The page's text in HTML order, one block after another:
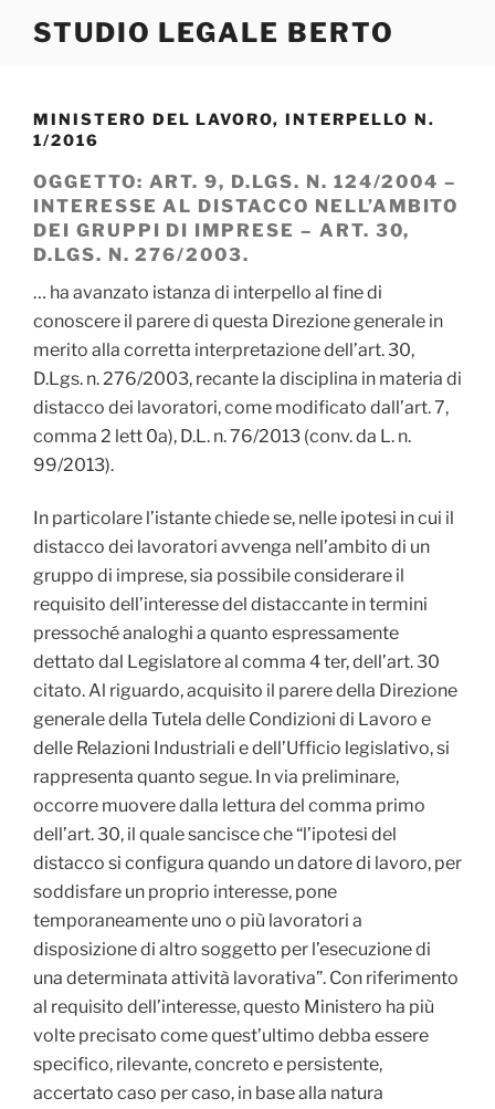
STUDIO LEGALE BERTO
MINISTERO DEL LAVORO, INTERPELLO N.
1/2016
OGGETTO: ART. 9, D.LGS. N. 124/2004 –
INTERESSE AL DISTACCO NELL’AMBITO
DEI GRUPPI DI IMPRESE – ART. 30,
D.LGS. N. 276/2003.
… ha avanzato istanza di interpello al fine di
conoscere il parere di questa Direzione generale in
merito alla corretta interpretazione dell’art. 30,
D.Lgs. n. 276/2003, recante la disciplina in materia di
distacco dei lavoratori, come modificato dall’art. 7,
comma 2 lett 0a), D.L. n. 76/2013 (conv. da L. n.
99/2013).
In particolare l’istante chiede se, nelle ipotesi in cui il
distacco dei lavoratori avvenga nell’ambito di un
gruppo di imprese, sia possibile considerare il
requisito dell’interesse del distaccante in termini
pressoché analoghi a quanto espressamente
dettato dal Legislatore al comma 4 ter, dell’art. 30
citato. Al riguardo, acquisito il parere della Direzione
generale della Tutela delle Condizioni di Lavoro e
delle Relazioni Industriali e dell’Ufficio legislativo, si
rappresenta quanto segue. In via preliminare,
occorre muovere dalla lettura del comma primo
dell’art. 30, il quale sancisce che “l’ipotesi del
distacco si configura quando un datore di lavoro, per
soddisfare un proprio interesse, pone
temporaneamente uno o più lavoratori a
disposizione di altro soggetto per l’esecuzione di
una determinata attività lavorativa”. Con riferimento
al requisito dell’interesse, questo Ministero ha più
volte precisato come quest’ultimo debba essere
specifico, rilevante, concreto e persistente,
accertato caso per caso, in base alla natura